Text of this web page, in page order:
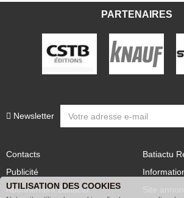
Publicité
UTILISATION DES COOKIES